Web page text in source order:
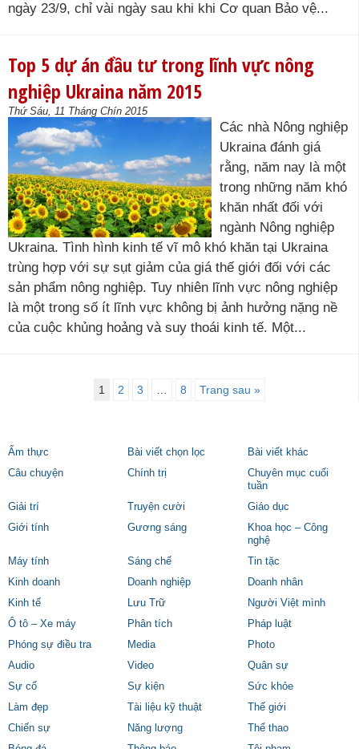
ngày 23/9, chỉ vài ngày sau khi khi Cơ quan Bảo vệ...
Top 5 dự án đầu tư trong lĩnh vực nông
nghiệp Ukraina năm 2015
Thứ Sáu, 11 Tháng Chín 2015
Các nhà Nông nghiệp
Ukraina đánh giá
rằng, năm nay là một
trong những năm khó
khăn nhất đối với
ngành Nông nghiệp
Ukraina. Tình hình kinh tế vĩ mô khó khăn tại Ukraina
trùng hợp với sự sụt giảm của giá thế giới đối với các
sản phẩm nông nghiệp. Tuy nhiên lĩnh vực nông nghiệp
là một trong số ít lĩnh vực không bị ảnh hưởng nặng nề
của cuộc khủng hoảng và suy thoái kinh tế. Một...
1 2 3 8 Trang sau »
Ẩm thực Bài viết chọn lọc
Bài viết khác
Câu chuyện
Chính trị
Chuyên mục cuối
tuần
Giải trí
Truyện cười
Giáo dục
Giới tính
Gương sáng
Khoa học – Công
nghệ
Máy tính
Sáng chế
Tin tặc
Kinh doanh
Doanh nghiệp
Doanh nhân
Kinh tế
Lưu Trữ
Người Việt mình
Ô tô – Xe máy
Phân tích
Pháp luật
Phóng sự điều tra
Media
Photo
Audio
Video
Quân sự
Sự cố
Sự kiện
Sức khỏe
Làm đẹp
Tài liệu kỹ thuật
Thế giới
Chiến sự
Năng lượng
Thể thao